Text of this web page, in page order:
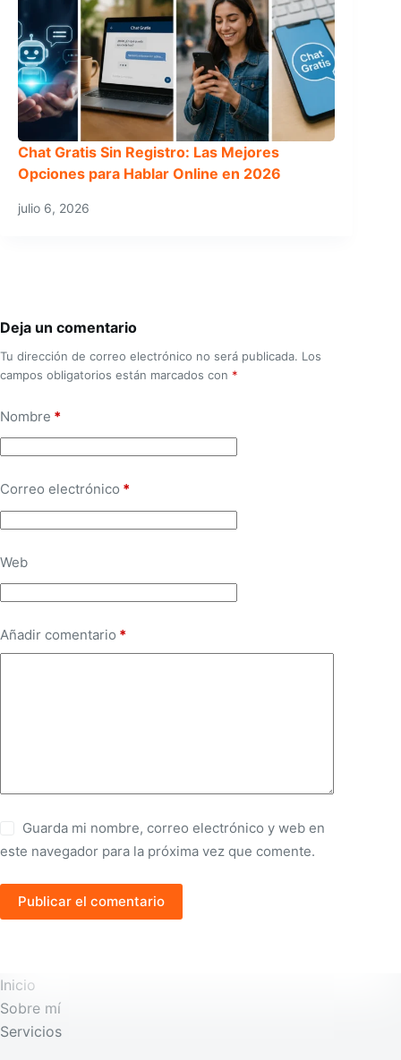
Chat Gratis Sin Registro: Las Mejores
Opciones para Hablar Online en 2026
julio 6, 2026
Deja un comentario
Tu dirección de correo electrónico no será publicada. Los
campos obligatorios están marcados con *
Nombre *
Correo electrónico *
Web
Añadir comentario *
Guarda mi nombre, correo electrónico y web en
este navegador para la próxima vez que comente.
Publicar el comentario
Inicio
Sobre mí
Servicios